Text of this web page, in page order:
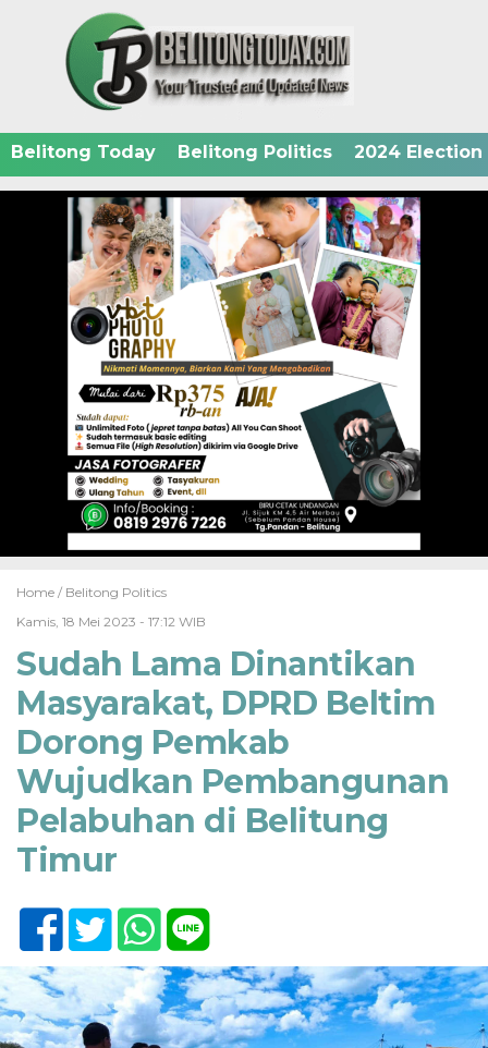
Belitong Today Belitong Politics 2024 Election
Home / Belitong Politics
Kamis, 18 Mei 2023 - 17:12 WIB
Sudah Lama Dinantikan
Masyarakat, DPRD Beltim
Dorong Pemkab
Wujudkan Pembangunan
Pelabuhan di Belitung
Timur